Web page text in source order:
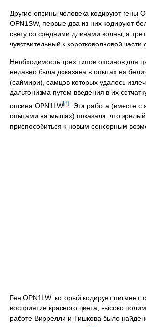
Другие опсины человека кодируют гены
OPN1SW, первые два из них кодируют
свету со средними длинами волны, а
чувствительный к коротковолновой части
Необходимость трех типов опсинов для
недавно была доказана в опытах на
(саймири), самцов которых удалось
дальтонизма путем введения в их
опсина OPN1LW[8]
. Эта работа (вместе
опытами на мышах) показала, что зрелый
приспособиться к новым сенсорным
Ген OPN1LW, который кодирует пигмент,
воcприятие красного цвета, высоко
работе Виррелли и Тишкова было